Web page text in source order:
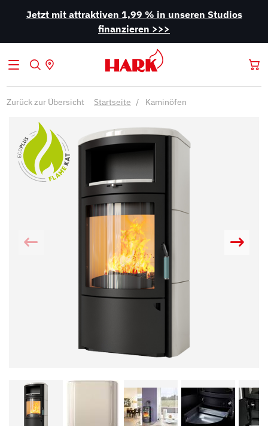
Jetzt mit attraktiven 1,99 % in unseren Studios
finanzieren >>>
Zurück zur Übersicht Startseite Kaminöfen